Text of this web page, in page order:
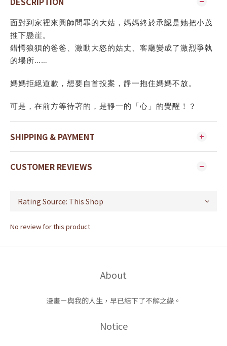
面對到家裡來興師問罪的大姑，媽媽終於承認是她把小茂
推下懸崖。
錯愕狼狽的爸爸、激動大怒的姑丈、客廳變成了激烈爭執
的場所……
媽媽拒絕道歉，想要自首投案，靜一抱住媽媽不放。
可是，在前方等待著的，是靜一的「心」的覺醒！？
SHIPPING & PAYMENT
CUSTOMER REVIEWS
No review for this product
About
漫畫－與我的人生，早已結下了不解之緣。
Notice